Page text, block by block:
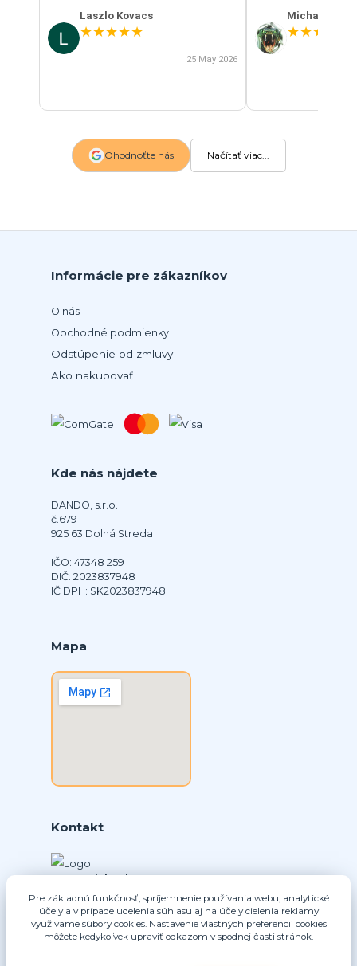
Laszlo Kovacs
★★★★★
25 May 2026
Michal Szabo
★★★
Ohodnoťte nás Načítať viac...
Informácie pre zákazníkov
O nás
Obchodné podmienky
Odstúpenie od zmluvy
Ako nakupovať
Kde nás nájdete
DANDO, s.r.o.
č.679
925 63 Dolná Streda
IČO: 47348 259
DIČ: 2023837948
IČ DPH: SK2023837948
Mapa
Kontakt
+421 902331936
(Po-Pia, 8-16 hod.)
info@nice-pohony.sk
Pre základnú funkčnosť, spríjemnenie používania webu, analytické
účely a v prípade udelenia súhlasu aj na účely cielenia reklamy
využívame súbory cookies. Nastavenie vlastných preferencií cookies
môžete kedykoľvek upraviť odkazom v spodnej časti stránok.